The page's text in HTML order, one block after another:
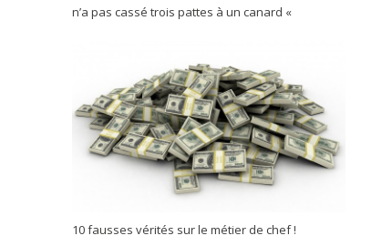
n’a pas cassé trois pattes à un canard «
10 fausses vérités sur le métier de chef !